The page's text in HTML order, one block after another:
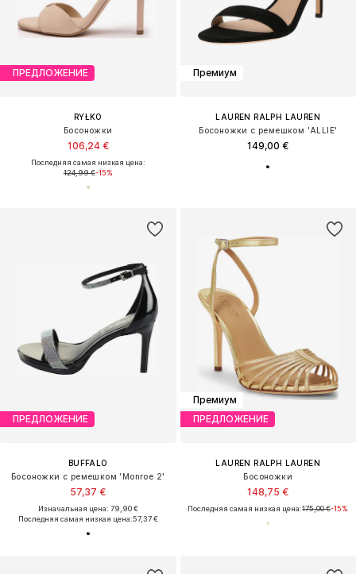
ПРЕДЛОЖЕНИЕ
RYŁKO
Босоножки
106,24 €
Последняя самая низкая цена:
124,99 €-15%
Премиум
LAUREN RALPH LAUREN
Босоножки с ремешком 'ALLIE'
149,00 €
ПРЕДЛОЖЕНИЕ
BUFFALO
Босоножки с ремешком 'Monroe 2'
57,37 €
Изначальная цена: 79,90 €
Последняя самая низкая цена:57,37 €
Премиум
ПРЕДЛОЖЕНИЕ
LAUREN RALPH LAUREN
Босоножки
148,75 €
Последняя самая низкая цена:175,00 €-15%